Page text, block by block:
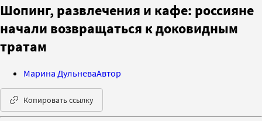
Шопинг, развлечения и кафе: россияне
начали возвращаться к доковидным
тратам
Марина ДульневаАвтор
Копировать ссылку